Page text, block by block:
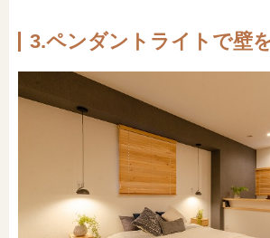
3.ペンダントライトで壁